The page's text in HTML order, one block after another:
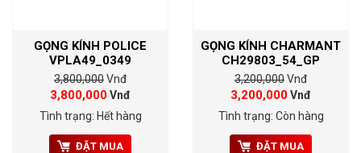
GỌNG KÍNH POLICE
VPLA49_0349
3,800,000Vnđ
3,800,000Vnđ
Tình trạng: Hết hàng
ĐẶT MUA
GỌNG KÍNH CHARMANT
CH29803_54_GP
3,200,000Vnđ
3,200,000Vnđ
Tình trạng: Còn hàng
ĐẶT MUA